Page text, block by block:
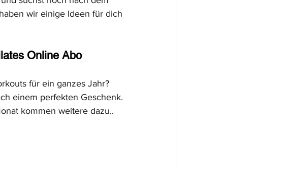
wir einige Ideen für dich
Online Abo
für ein ganzes Jahr?
einem perfekten Geschenk.
kommen weitere dazu..